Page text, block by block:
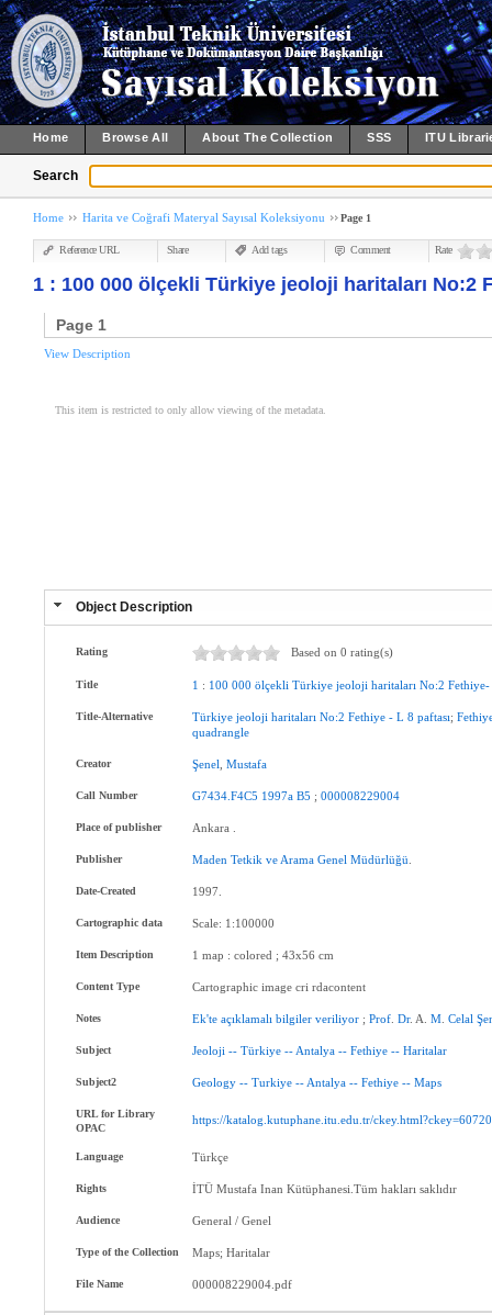
Home Browse All About The Collection SSS ITU
Search
Home Harita ve Coğrafi Materyal Sayısal Koleksiyonu Page 1
Reference URL Share Add tags Comment Rate
1 : 100 000 ölçekli Türkiye jeoloji haritaları No:2
Page 1
View Description
This item is restricted to only allow viewing of the metadata.
Object Description
Rating Based on 0 rating(s)
Title 1 : 100 000 ölçekli Türkiye jeoloji haritaları No:2 Fethiye-
Title-Alternative Türkiye jeoloji haritaları No:2 Fethiye - L 8 paftası;
quadrangle
Creator Şenel ,Mustafa
Call Number G7434.F4C5 1997a B5 ;000008229004
Place of publisher Ankara .
Publisher Maden Tetkik ve Arama Genel Müdürlüğü
Date-Created 1997.
Cartographic data Scale: 1:100000
Item Description 1 map : colored ; 43x56 cm
Content Type Cartographic image cri rdacontent
Notes Ek'te açıklamalı bilgiler veriliyor ;Prof .Dr. A.M .Celal
Subject Jeoloji -- Türkiye -- Antalya -- Fethiye -- Haritalar
Subject2 Geology -- Turkiye -- Antalya -- Fethiye -- Maps
URL for Library
OPAC
https://katalog.kutuphane.itu.edu.tr/
Language Türkçe
Rights İTÜ Mustafa Inan Kütüphanesi.Tüm hakları saklıdır
Audience General / Genel
Type of the Collection Maps; Haritalar
File Name 000008229004.pdf